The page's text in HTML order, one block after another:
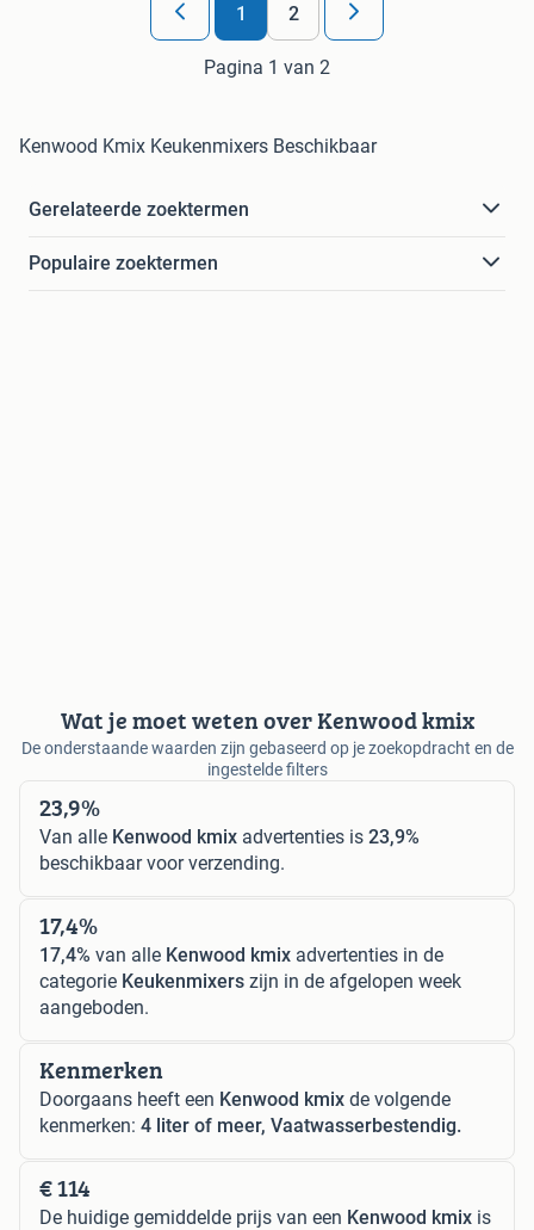
1 2
Pagina 1 van 2
Kenwood Kmix Keukenmixers Beschikbaar
Gerelateerde zoektermen
Populaire zoektermen
Wat je moet weten over Kenwood kmix
De onderstaande waarden zijn gebaseerd op je zoekopdracht en de
ingestelde filters
23,9%
Van alle Kenwood kmix advertenties is 23,9%
beschikbaar voor verzending.
17,4%
17,4% van alle Kenwood kmix advertenties in de
categorie Keukenmixers zijn in de afgelopen week
aangeboden.
Kenmerken
Doorgaans heeft een Kenwood kmix de volgende
kenmerken: 4 liter of meer, Vaatwasserbestendig.
€ 114
De huidige gemiddelde prijs van een Kenwood kmix is